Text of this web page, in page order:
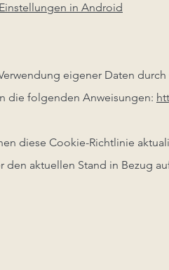
in Android
eigener Daten
die folgenden Anweisungen:
diese Cookie-Richtlinie
den aktuellen Stand in Bezug